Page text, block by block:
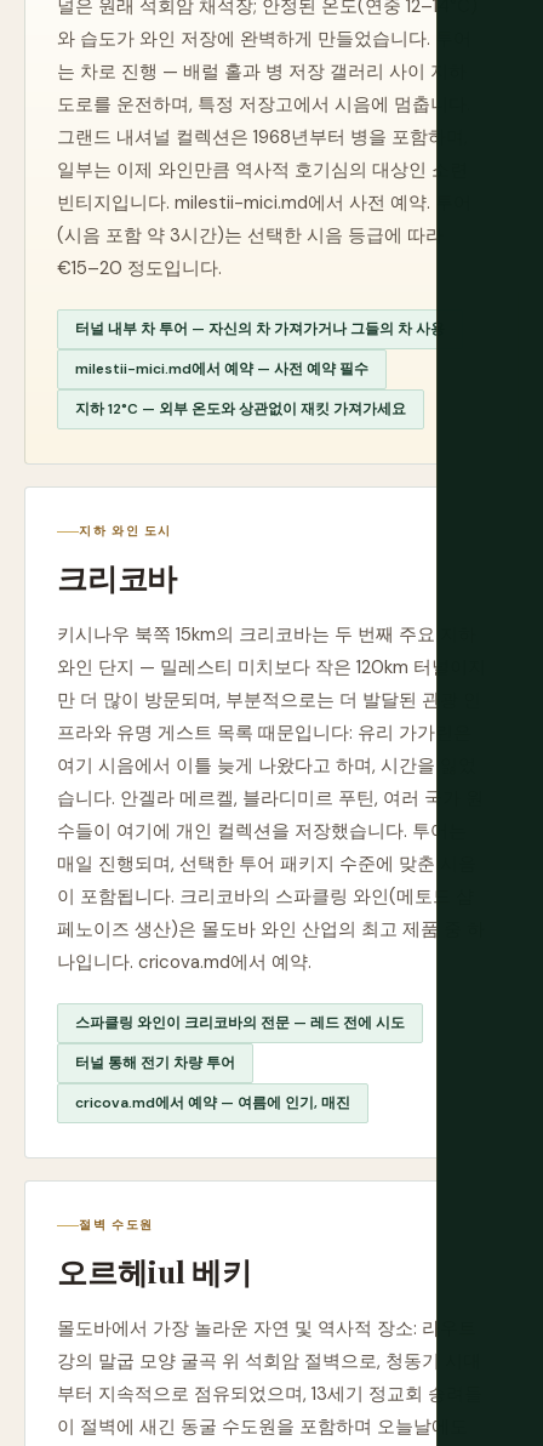
널은 원래 석회암 채석장; 안정된 온도(연중 12–14°C)
와 습도가 와인 저장에 완벽하게 만들었습니다. 투어
는 차로 진행 — 배럴 홀과 병 저장 갤러리 사이 지하
도로를 운전하며, 특정 저장고에서 시음에 멈춥니다.
그랜드 내셔널 컬렉션은 1968년부터 병을 포함하며,
일부는 이제 와인만큼 역사적 호기심의 대상인 소련
빈티지입니다. milestii-mici.md에서 사전 예약. 투어
(시음 포함 약 3시간)는 선택한 시음 등급에 따라
€15–20 정도입니다.
터널 내부 차 투어 — 자신의 차 가져가거나 그들의 차 사용
milestii-mici.md에서 예약 — 사전 예약 필수
지하 12°C — 외부 온도와 상관없이 재킷 가져가세요
지하 와인 도시
크리코바
키시나우 북쪽 15km의 크리코바는 두 번째 주요 지하
와인 단지 — 밀레스티 미치보다 작은 120km 터널이지
만 더 많이 방문되며, 부분적으로는 더 발달된 관광 인
프라와 유명 게스트 목록 때문입니다: 유리 가가린은
여기 시음에서 이틀 늦게 나왔다고 하며, 시간을 잃었
습니다. 안겔라 메르켈, 블라디미르 푸틴, 여러 국가 원
수들이 여기에 개인 컬렉션을 저장했습니다. 투어는
매일 진행되며, 선택한 투어 패키지 수준에 맞춘 시음
이 포함됩니다. 크리코바의 스파클링 와인(메토드 샴
페노이즈 생산)은 몰도바 와인 산업의 최고 제품 중 하
나입니다. cricova.md에서 예약.
스파클링 와인이 크리코바의 전문 — 레드 전에 시도
터널 통해 전기 차량 투어
cricova.md에서 예약 — 여름에 인기, 매진
절벽 수도원
오르헤iul 베키
몰도바에서 가장 놀라운 자연 및 역사적 장소: 라우트
강의 말굽 모양 굴곡 위 석회암 절벽으로, 청동기 시대
부터 지속적으로 점유되었으며, 13세기 정교회 승려들
이 절벽에 새긴 동굴 수도원을 포함하며 오늘날에도